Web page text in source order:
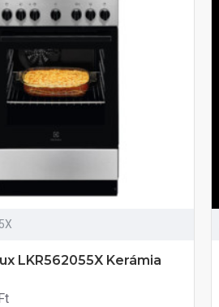
LKR562055X Kerámia